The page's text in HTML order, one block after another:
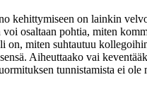
kehittymiseen on lainkin
osaltaan pohtia, miten
on, miten suhtautuu
Aiheuttaako vai
tunnistamista ei ole